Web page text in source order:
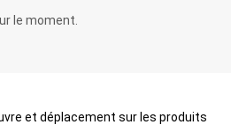
le moment.
et déplacement sur les produits